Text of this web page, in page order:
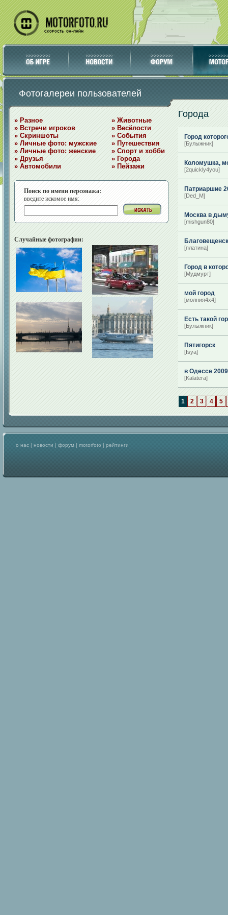
Фотогалереи пользователей
» Разное
» Встречи игроков
» Скриншоты
» Личные фото: мужские
» Личные фото: женские
» Друзья
» Автомобили
» Животные
» Весёлости
» События
» Путешествия
» Спорт и хобби
» Города
» Пейзажи
Поиск по имени персонажа:
введите искомое имя:
Случайные фотографии:
Города
Город
[Булыжник]
Коломушка,
[2quickly4you]
Патриаршие
[Ded_M]
Москва в
[mishgun80]
Благовещенск
[платина]
Город в
[Мудмурт]
мой город
[молния4х4]
Есть такой
[Булыжник]
Пятигорск
[Isya]
в Одессе 2009
[Kalatera]
1 2 3 4 5
о нас | новости | форум | motorfoto | рейтинги